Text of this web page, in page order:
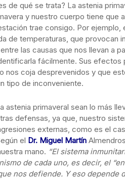
de qué se trata? La astenia
y nuestro cuerpo tiene que
trae consigo. Por ejemplo,
de temperaturas, que provocan
las causas que nos llevan a
fácilmente. Sus efectos
nos coja desprevenidos y que
tipo de inconveniente.
primaveral sean lo más
defensas, ya que, nuestro
externas, como es el
el Dr. Miguel Martín
mano. “El sistema
de cada uno, es decir, el
nos defiende. Y eso depende